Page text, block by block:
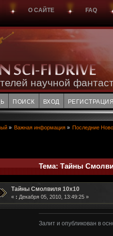
О САЙТЕ FAQ
научной
ПОИСК ВХОД РЕГИСТРАЦИЯ
» Важная информация» Последние
Тема: Тайны
Тайны Смолвиля 10x10
« : Декабря 05, 2010, 13:49:25 »
Залит и опубликован в